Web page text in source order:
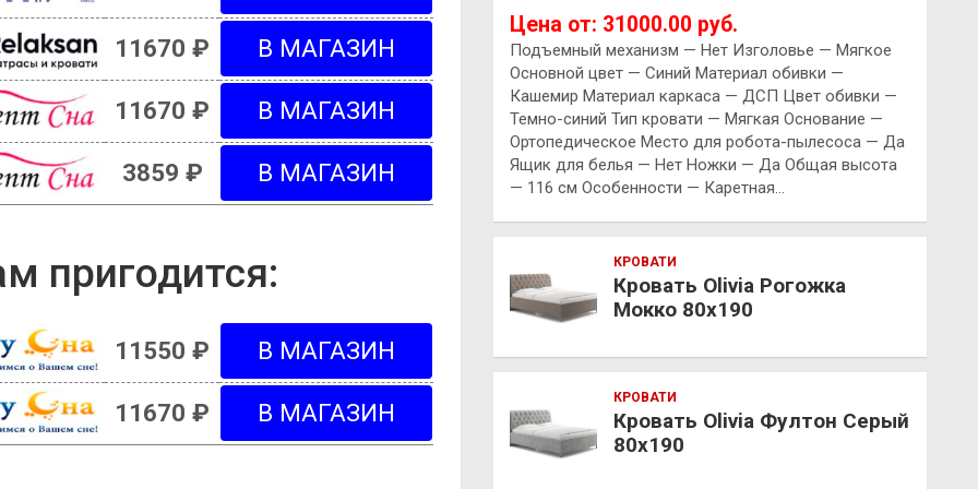
11670 ₽
11670 ₽
3859 ₽
пригодится:
11550 ₽
11670 ₽
Цена от: 31000.00 руб.
Подъемный механизм — Нет Изголовье — Мягкое
Основной цвет — Синий Материал обивки —
Кашемир Материал каркаса — ДСП Цвет обивки —
Темно-синий Тип кровати — Мягкая Основание —
Ортопедическое Место для робота-пылесоса — Да
Ящик для белья — Нет Ножки — Да Общая высота
— 116 см Особенности — Каретная…
КРОВАТИ
Кровать Olivia Рогожка
Мокко 80х190
КРОВАТИ
Кровать Olivia Фултон Серый
80х190